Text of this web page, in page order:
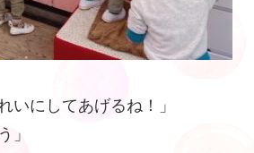
いにしてあげるね！」
」